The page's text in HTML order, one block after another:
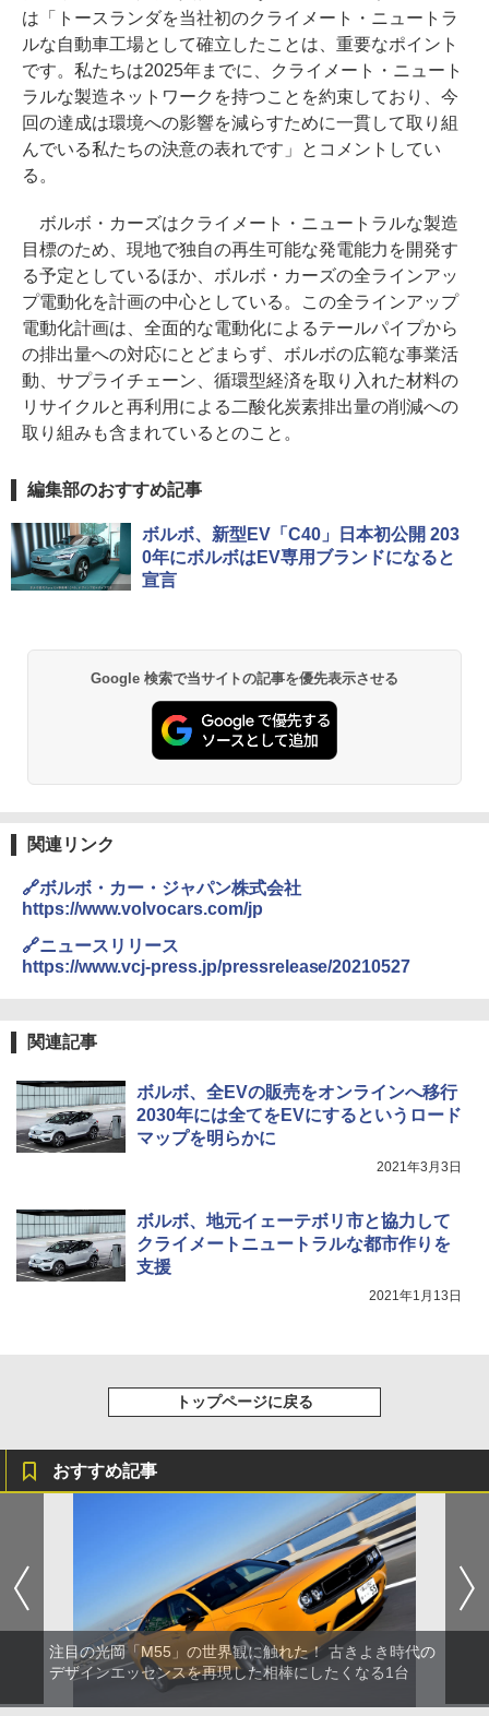
は「トースランダを当社初のクライメート・ニュートラ
ルな自動車工場として確立したことは、重要なポイント
です。私たちは2025年までに、クライメート・ニュート
ラルな製造ネットワークを持つことを約束しており、今
回の達成は環境への影響を減らすために一貫して取り組
んでいる私たちの決意の表れです」とコメントしてい
る。
ボルボ・カーズはクライメート・ニュートラルな製造
目標のため、現地で独自の再生可能な発電能力を開発す
る予定としているほか、ボルボ・カーズの全ラインアッ
プ電動化を計画の中心としている。この全ラインアップ
電動化計画は、全面的な電動化によるテールパイプから
の排出量への対応にとどまらず、ボルボの広範な事業活
動、サプライチェーン、循環型経済を取り入れた材料の
リサイクルと再利用による二酸化炭素排出量の削減への
取り組みも含まれているとのこと。
編集部のおすすめ記事
ボルボ、新型EV「C40」日本初公開 203
0年にボルボはEV専用ブランドになると
宣言
Google 検索で当サイトの記事を優先表示させる
関連リンク
🔗ボルボ・カー・ジャパン株式会社
https://www.volvocars.com/jp
🔗ニュースリリース
https://www.vcj-press.jp/pressrelease/20210527
関連記事
ボルボ、全EVの販売をオンラインへ移行
2030年には全てをEVにするというロード
マップを明らかに
2021年3月3日
ボルボ、地元イェーテボリ市と協力して
クライメートニュートラルな都市作りを
支援
2021年1月13日
トップページに戻る
おすすめ記事
注目の光岡「M55」の世界観に触れた！ 古きよき時代の
デザインエッセンスを再現した相棒にしたくなる1台